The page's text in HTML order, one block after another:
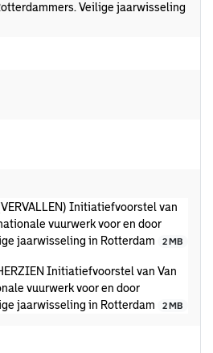
Veilige jaarwisseling
Initiatiefvoorstel van
vuurwerk voor en door
jaarwisseling in Rotterdam
2 MB
Initiatiefvoorstel van Van
vuurwerk voor en door
jaarwisseling in Rotterdam
2 MB